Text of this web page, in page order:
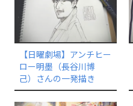
【日曜劇場】アンチヒー
ロー明墨（長谷川博
己）さんの一発描き